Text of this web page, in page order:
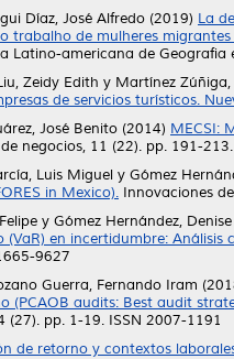
Díaz, José Alfredo (2019) La
trabalho de mulheres
Latino-americana de Geografia
Zeidy Edith y Martínez
de servicios turísticos.
José Benito (2014) MECSI:
negocios, 11 (22). pp. 191-
Luis Miguel y Gómez
in Mexico). Innovaciones
y Gómez Hernández, Denise
(VaR) en incertidumbre:
9627
Guerra, Fernando Iram
(PCAOB audits: Best audit
(27). pp. 1-19. ISSN 2007-1191
de retorno y contextos